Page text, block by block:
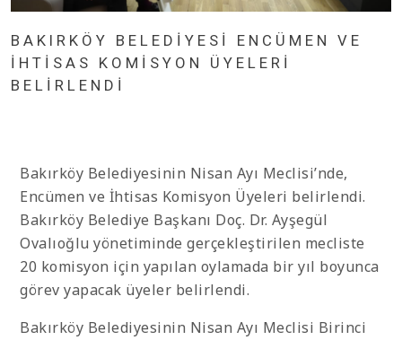
BAKIRKÖY BELEDİYESİ ENCÜMEN VE
İHTİSAS KOMİSYON ÜYELERİ
BELİRLENDİ
Bakırköy Belediyesinin Nisan Ayı Meclisi’nde,
Encümen ve İhtisas Komisyon Üyeleri belirlendi.
Bakırköy Belediye Başkanı Doç. Dr. Ayşegül
Ovalıoğlu yönetiminde gerçekleştirilen mecliste
20 komisyon için yapılan oylamada bir yıl boyunca
görev yapacak üyeler belirlendi.
Bakırköy Belediyesinin Nisan Ayı Meclisi Birinci